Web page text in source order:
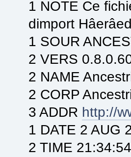
1 NOTE Ce
dimport
1 SOUR
2 VERS
2 NAME
2 CORP
3 ADDR http://
1 DATE 2 AUG
2 TIME